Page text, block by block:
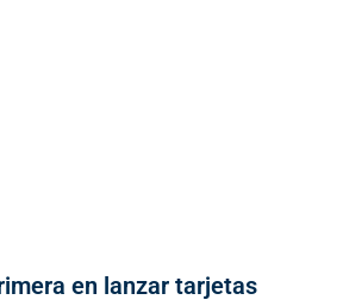
en lanzar tarjetas